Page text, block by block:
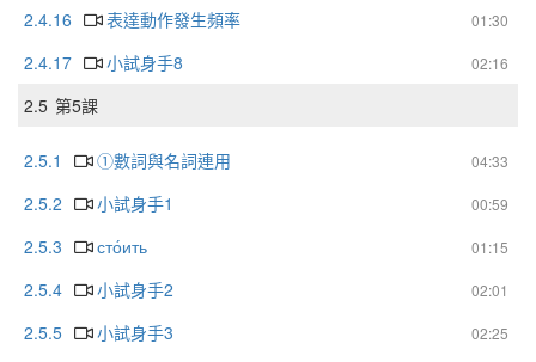
2.4.16
01:30
表達動作發生頻率
2.4.17
02:16
小試身手8
2.5 第5課
2.5.1 04:33
①數詞與名詞連用
2.5.2
00:59
小試身手1
2.5.3
01:15
сто́ить
2.5.4
02:01
小試身手2
2.5.5
02:25
小試身手3